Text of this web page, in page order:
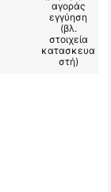
αγοράς
εγγύηση
(βλ.
στοιχεία
κατασκευα
στή)